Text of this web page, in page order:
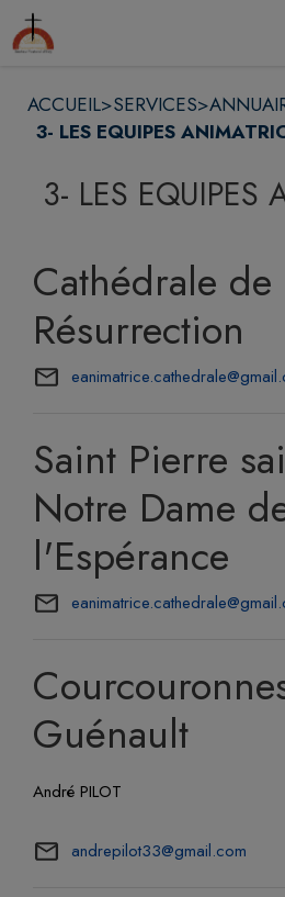
Contenu
ACCUEIL>SERVICES>
3- LES EQUIPES
3- LES EQUIPES
Cathédrale de
Résurrection
Saint Pierre
Notre Dame
l'Espérance
Guénault
André PILOT
andrepilot33@gmail.com